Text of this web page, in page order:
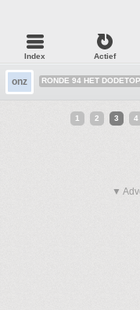
Index Actief
onz RONDE 94 HET
1 2 3 4
▼